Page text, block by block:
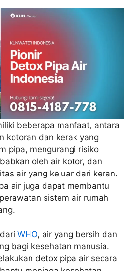
beberapa manfaat, antara
kotoran dan kerak yang
pipa, mengurangi risiko
oleh air kotor, dan
air yang keluar dari keran.
air juga dapat membantu
sistem air rumah
WHO, air yang bersih dan
bagi kesehatan manusia.
detox pipa air secara